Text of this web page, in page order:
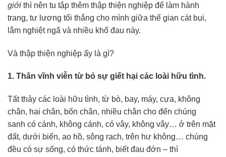
giới thì nên tu tập thêm thập thiện nghiệp để làm hành
trang, tư lương tối thắng cho mình giữa thế gian cát bụi,
lắm nghiệt ngã và nhiều khổ đau này.
Và thập thiện nghiệp ấy là gì?
1. Thân vĩnh viễn từ bỏ sự giết hại các loài hữu tình.
Tất thảy các loài hữu tình, từ bò, bay, máy, cựa, không
chân, hai chân, bốn chân, nhiều chân cho đến chúng
sanh có cánh, không cánh, có vây, không vây… ở trên mặt
đất, dưới biển, ao hồ, sông rạch, trên hư không… chúng
đều có sự sống, có thức tánh, biết đau đớn – thì